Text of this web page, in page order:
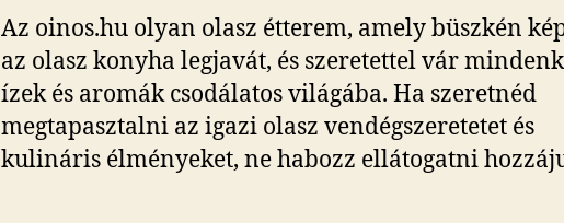
Az oinos.hu olyan olasz étterem, amely büszkén
az olasz konyha legjavát, és szeretettel vár
ízek és aromák csodálatos világába. Ha szeretnéd
megtapasztalni az igazi olasz vendégszeretetet és
kulináris élményeket, ne habozz ellátogatni